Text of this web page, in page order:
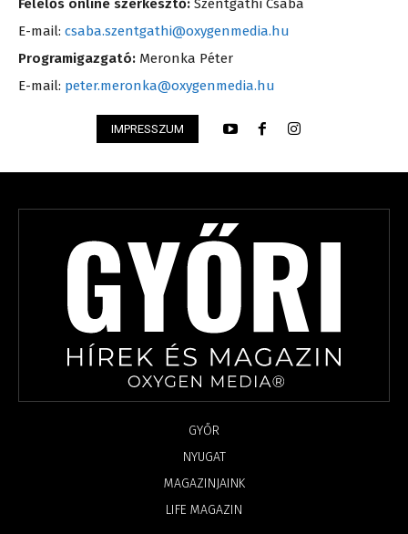
Felelős online szerkesztő: Szentgáthi Csaba
E-mail: csaba.szentgathi@oxygenmedia.hu
Programigazgató: Meronka Péter
E-mail: peter.meronka@oxygenmedia.hu
IMPRESSZUM
GYŐR
NYUGAT
MAGAZINJAINK
LIFE MAGAZIN